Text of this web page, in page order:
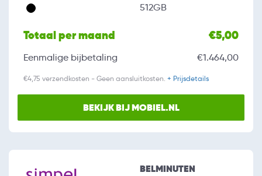
512GB
Totaal per maand €5,00
Eenmalige bijbetaling €1.464,00
€4,75 verzendkosten - Geen aansluitkosten. + Prijsdetails
BEKIJK BIJ MOBIEL.NL
BELMINUTEN